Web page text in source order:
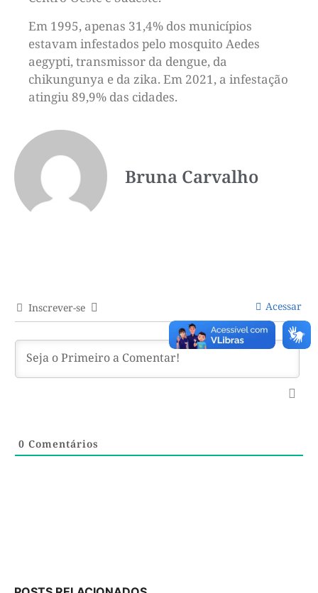
Em 1995, apenas 31,4% dos municípios
estavam infestados pelo mosquito Aedes
aegypti, transmissor da dengue, da
chikungunya e da zika. Em 2021, a infestação
atingiu 89,9% das cidades.
Bruna Carvalho
Inscrever-se Acessar
0 Comentários